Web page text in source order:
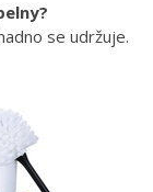
se udržuje.